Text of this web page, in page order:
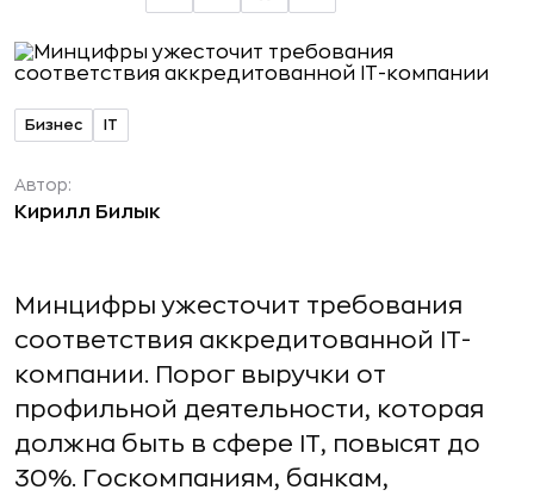
Бизнес IT
Автор:
Кирилл Билык
Минцифры ужесточит требования
соответствия аккредитованной IT-
компании. Порог выручки от
профильной деятельности, которая
должна быть в сфере IT, повысят до
30%. Госкомпаниям, банкам,